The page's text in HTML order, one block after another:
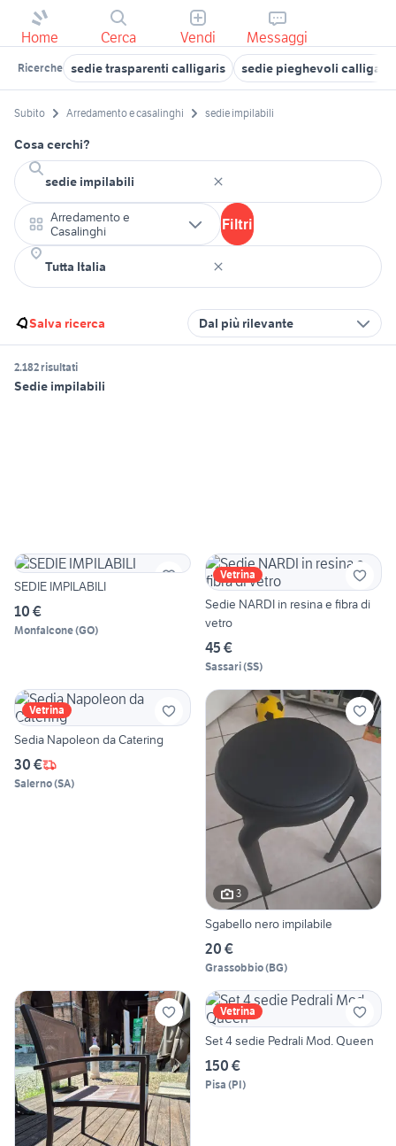
Home Cerca Vendi Messaggi
Ricerche sedie trasparenti calligaris sedie pieghevoli calligaris
Subito Arredamento e casalinghi sedie impilabili
Cosa cerchi?
Arredamento e
Casalinghi
Filtri
Salva ricerca Dal più rilevante
2.182 risultati
Sedie impilabili
SEDIE IMPILABILI
10 €
Monfalcone(GO)
Vetrina
Sedie NARDI in resina e fibra di
vetro
45 €
Sassari(SS)
Vetrina
Sedia Napoleon da Catering
30 €
Salerno(SA)
3
Sgabello nero impilabile
20 €
Grassobbio(BG)
Vetrina
Set 4 sedie Pedrali Mod. Queen
150 €
Pisa (PI)